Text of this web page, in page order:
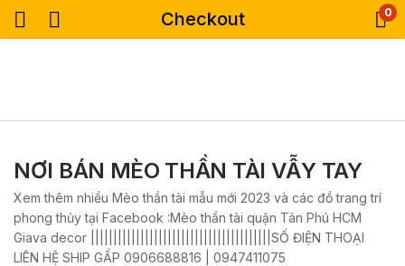
Checkout 0
NƠI BÁN MÈO THẦN TÀI VẪY TAY
Xem thêm nhiều Mèo thần tài mẫu mới 2023 và các đồ trang trí
phong thủy tại Facebook :Mèo thần tài quận Tân Phú HCM
Giava decor ||||||||||||||||||||||||||||||||||||||||SỐ ĐIỆN THOẠI
LIÊN HỆ SHIP GẤP 0906688816 | 0947411075